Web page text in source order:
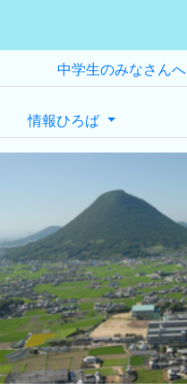
中学生のみなさんへ
情報ひろば